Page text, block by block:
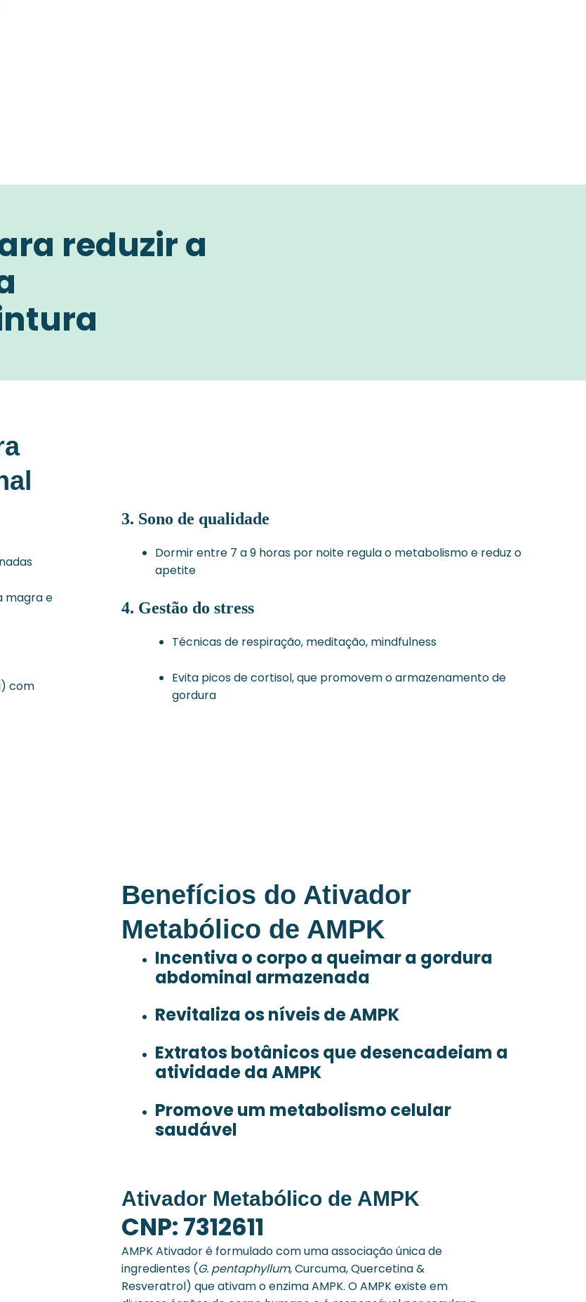
reduzir a
magra e
com
3. Sono de qualidade
Dormir entre 7 a 9 horas por noite regula o metabolismo e reduz o
apetite
4. Gestão do stress
Técnicas de respiração, meditação, mindfulness
Evita picos de cortisol, que promovem o armazenamento de
gordura
Benefícios do Ativador
Metabólico de AMPK
Incentiva o corpo a queimar a gordura
abdominal armazenada
Revitaliza os níveis de AMPK
Extratos botânicos que desencadeiam a
atividade da AMPK
Promove um metabolismo celular
saudável
Ativador Metabólico de AMPK
CNP: 7312611
AMPK Ativador é formulado com uma associação única de
ingredientes (G. pentaphyllum, Curcuma, Quercetina &
Resveratrol) que ativam o enzima AMPK. O AMPK existe em